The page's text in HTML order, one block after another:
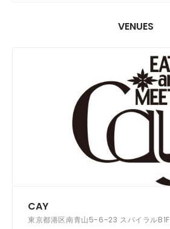
VENUES
CAY
東京都港区南青山5-6-23 スパイラルB1F